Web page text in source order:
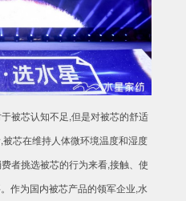
被芯认知不足,但是对被芯的舒适
芯在维持人体微环境温度和湿度
者挑选被芯的行为来看,接触、使
作为国内被芯产品的领军企业,水